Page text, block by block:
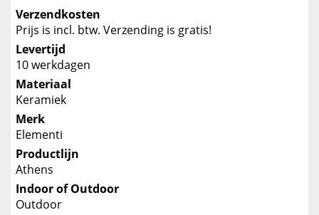
Verzendkosten
Prijs is incl. btw. Verzending is gratis!
Levertijd
10 werkdagen
Materiaal
Keramiek
Merk
Elementi
Productlijn
Athens
Indoor of Outdoor
Outdoor